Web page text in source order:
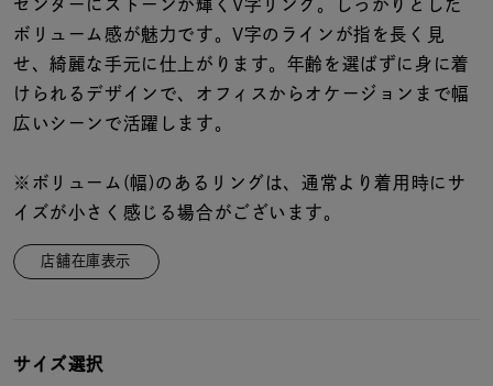
着用シーン
コレクション
レディース
リングサイズ
～
メンズ
センターにストーンが輝くV字リング。しっかりとした
ボリューム感が魅力です。V字のラインが指を長く見
せ、綺麗な手元に仕上がります。年齢を選ばずに身に着
けられるデザインで、オフィスからオケージョンまで幅
広いシーンで活躍します。
※ボリューム(幅)のあるリングは、通常より着用時にサ
イズが小さく感じる場合がございます。
店舗在庫表示
サイズ選択